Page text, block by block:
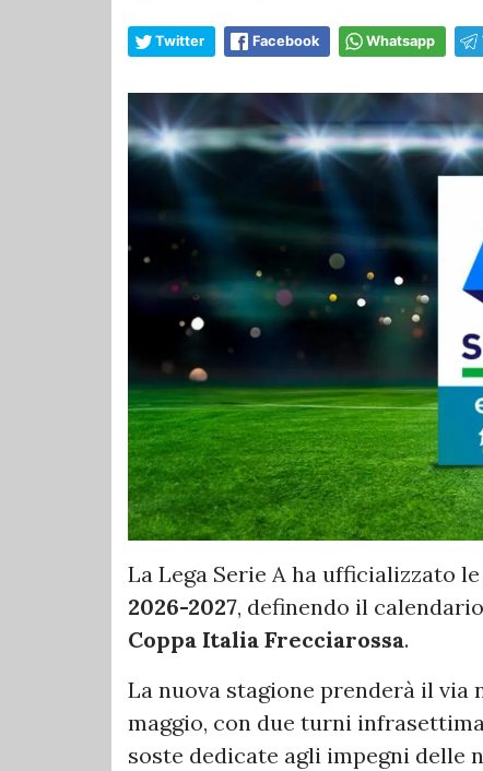
Twitter Facebook Whatsapp
La Lega Serie A ha ufficializzato
2026-2027, definendo il
Coppa Italia Frecciarossa.
La nuova stagione prenderà il via
maggio, con due turni
soste dedicate agli impegni delle